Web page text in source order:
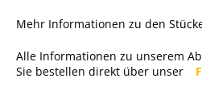
Mehr Informationen zu den
Alle Informationen zu unserem
Sie bestellen direkt über unser